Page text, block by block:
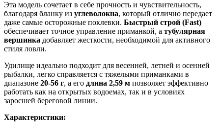
Эта модель сочетает в себе прочность и чувствительность,
благодаря бланку из углеволокна, который отлично передает
даже самые осторожные поклевки. Быстрый строй (Fast)
обеспечивает точное управление приманкой, а тубулярная
вершинка добавляет жесткости, необходимой для активного
стиля ловли.
Удилище идеально подходит для весенней, летней и осенней
рыбалки, легко справляется с тяжелыми приманками в
диапазоне 20-56 г, а его длина 2,59 м позволяет эффективно
работать как на открытых водоемах, так и в условиях
заросшей береговой линии.
Характеристики: